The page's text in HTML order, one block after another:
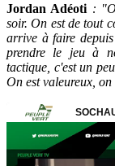
Jordan Adéoti :
soir. On est de tout
arrive à faire depuis
prendre le jeu à
tactique, c'est un
On est valeureux,